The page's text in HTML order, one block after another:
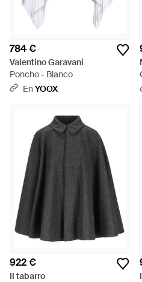
784 €
Valentino Garavani
Poncho - Blanco
EnYOOX
922 €
Il tabarro